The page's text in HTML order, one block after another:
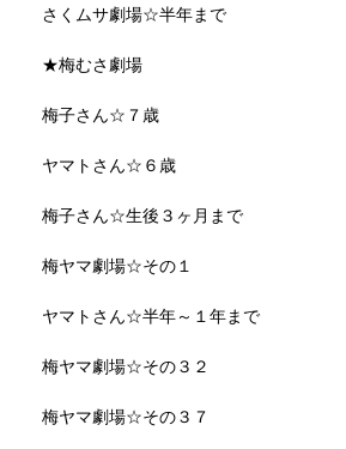
さくムサ劇場☆半年まで
★梅むさ劇場
梅子さん☆７歳
ヤマトさん☆６歳
梅子さん☆生後３ヶ月まで
梅ヤマ劇場☆その１
ヤマトさん☆半年～１年まで
梅ヤマ劇場☆その３２
梅ヤマ劇場☆その３７